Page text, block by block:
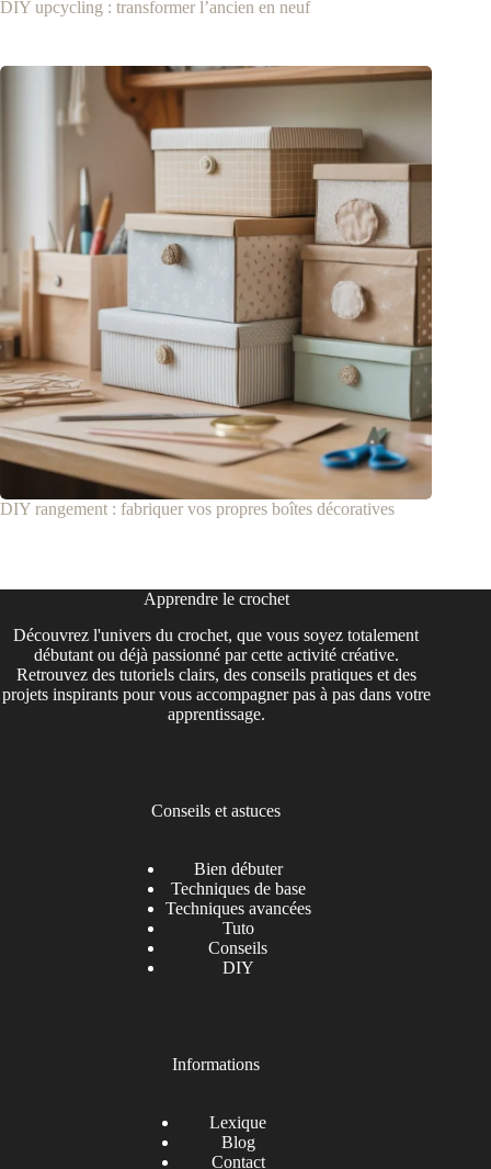
DIY upcycling : transformer l’ancien en neuf
DIY rangement : fabriquer vos propres boîtes décoratives
Apprendre le crochet
Découvrez l'univers du crochet, que vous soyez totalement
débutant ou déjà passionné par cette activité créative.
Retrouvez des tutoriels clairs, des conseils pratiques et des
projets inspirants pour vous accompagner pas à pas dans votre
apprentissage.
Conseils et astuces
Bien débuter
Techniques de base
Techniques avancées
Tuto
Conseils
DIY
Informations
Lexique
Blog
Contact